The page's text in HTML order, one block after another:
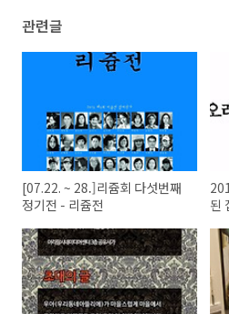
관련글
[07.22. ~ 28.]리쥼회 다섯번째
정기전 - 리쥼전
된